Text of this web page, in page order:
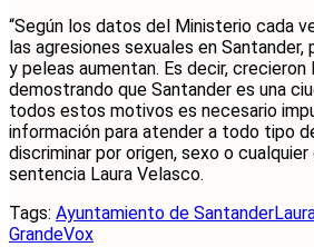
“Según los datos del Ministerio cada
las agresiones sexuales en
y peleas aumentan. Es decir,
demostrando que Santander es una
todos estos motivos es necesario
información para atender a todo tipo
discriminar por origen, sexo o
sentencia Laura Velasco.
Tags: Ayuntamiento de Santander
GrandeVox